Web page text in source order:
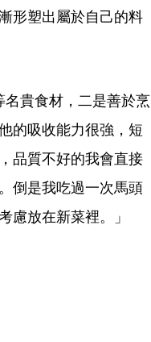
形塑出屬於自己的料
貴食材，二是善於烹
的吸收能力很強，短
品質不好的我會直接
倒是我吃過一次馬頭
慮放在新菜裡。」